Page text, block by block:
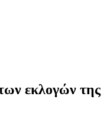
εκλογών της